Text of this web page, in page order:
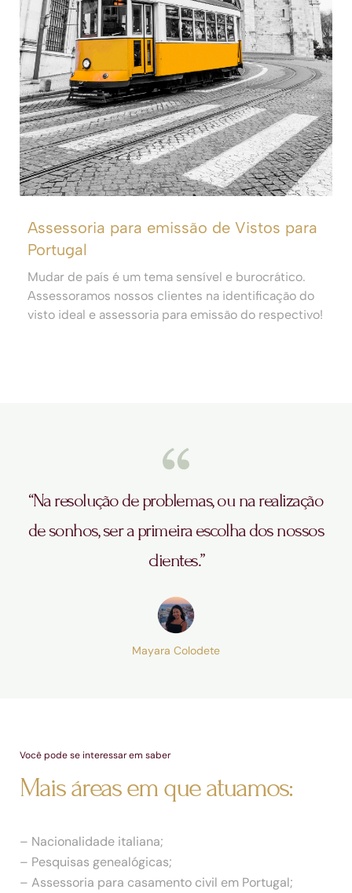
Assessoria para emissão de Vistos para
Portugal
Mudar de país é um tema sensível e burocrático.
Assessoramos nossos clientes na identificação do
visto ideal e assessoria para emissão do respectivo!
“Na resolução de problemas, ou na realização
de sonhos, ser a primeira escolha dos nossos
clientes.”
Mayara Colodete
Você pode se interessar em saber
Mais áreas em que atuamos:
– Nacionalidade italiana;
– Pesquisas genealógicas;
– Assessoria para casamento civil em Portugal;